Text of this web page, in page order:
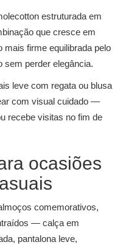
estruturada em
que cresce em
mais firme equilibrada pelo
sem perder elegância.
leve com regata ou blusa
com visual cuidado —
recebe visitas no fim de
ocasiões
comemorativos,
— calça em
pantalona leve,